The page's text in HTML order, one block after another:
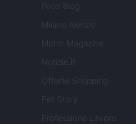
Food Blog
Milano Notizie
Motor Magazine
Notizie.it
Offerte Shopping
Pet Story
Professione Lavoro